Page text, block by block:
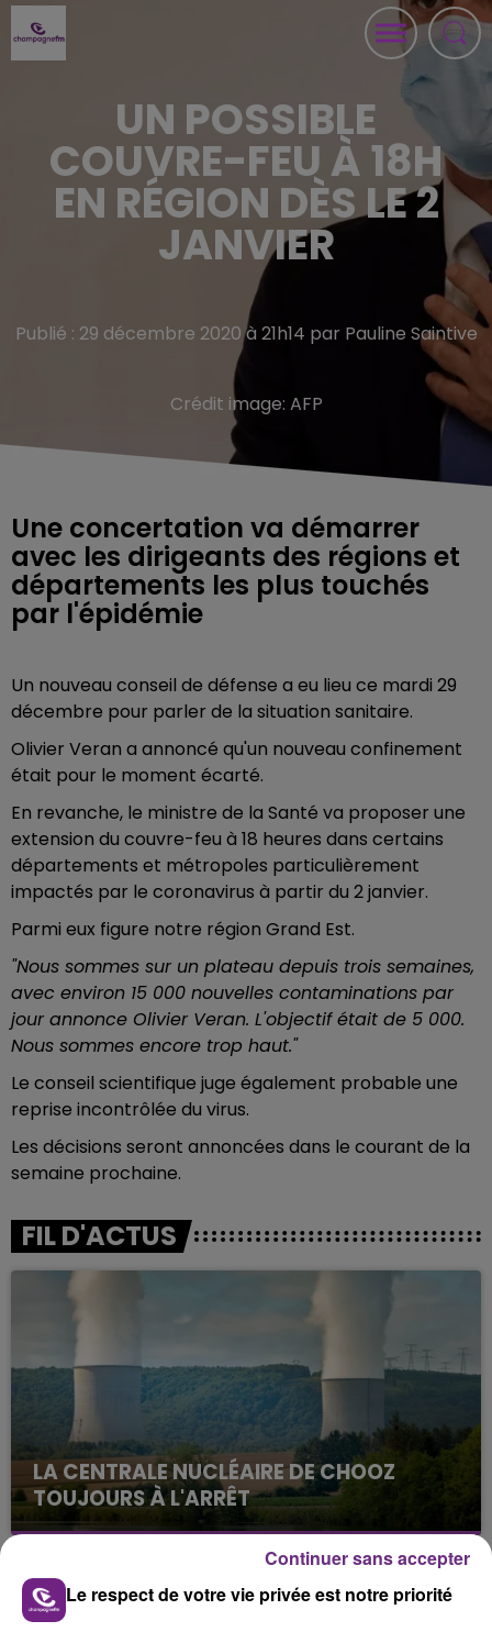
UN POSSIBLE
COUVRE-FEU À 18H
EN RÉGION DÈS LE 2
JANVIER
Publié : 29 décembre 2020 à 21h14 par Pauline Saintive
Crédit image: AFP
Une concertation va démarrer
avec les dirigeants des régions et
départements les plus touchés
par l'épidémie
Un nouveau conseil de défense a eu lieu ce mardi 29
décembre pour parler de la situation sanitaire.
Olivier Veran a annoncé qu'un nouveau confinement
était pour le moment écarté.
En revanche, le ministre de la Santé va proposer une
extension du couvre-feu à 18 heures dans certains
départements et métropoles particulièrement
impactés par le coronavirus à partir du 2 janvier.
Parmi eux figure notre région Grand Est.
"Nous sommes sur un plateau depuis trois semaines,
avec environ 15 000 nouvelles contaminations par
jour annonce Olivier Veran. L'objectif était de 5 000.
Nous sommes encore trop haut."
Le conseil scientifique juge également probable une
reprise incontrôlée du virus.
Les décisions seront annoncées dans le courant de la
semaine prochaine.
FIL D'ACTUS
LA CENTRALE NUCLÉAIRE DE CHOOZ
TOUJOURS À L'ARRÊT
Cela fait déjà une semaine que la centrale
nucléaire ardennaise est à l'arrêt. Une situation
justifiée par la sécheresse intense qui est toujours
présente.
Le respect de votre vie privée est notre priorité
Continuer sans accepter